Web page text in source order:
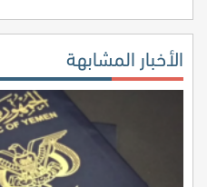
الأخبار المشابهة